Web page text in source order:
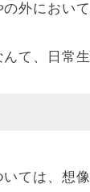
外において
て、日常
ては、想